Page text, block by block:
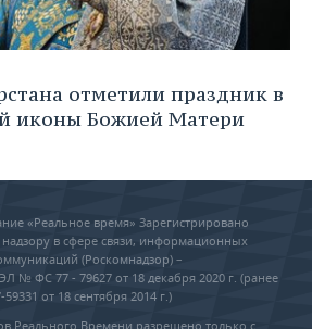
отметили праздник в
иконы Божией Матери
«Реальное время» Зарегистрировано
в сфере связи, информационных
(Роскомнадзор) –
№ ФС 77 - 79627 от 18 декабря 2020 г. (ранее
от 18 сентября 2014 г.)
Реального Времени разрешено только с